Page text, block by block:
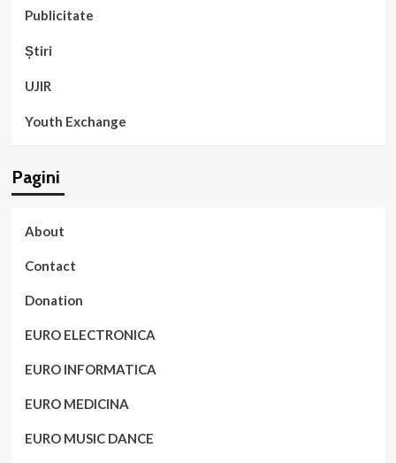
Publicitate
Știri
UJIR
Youth Exchange
Pagini
About
Contact
Donation
EURO ELECTRONICA
EURO INFORMATICA
EURO MEDICINA
EURO MUSIC DANCE